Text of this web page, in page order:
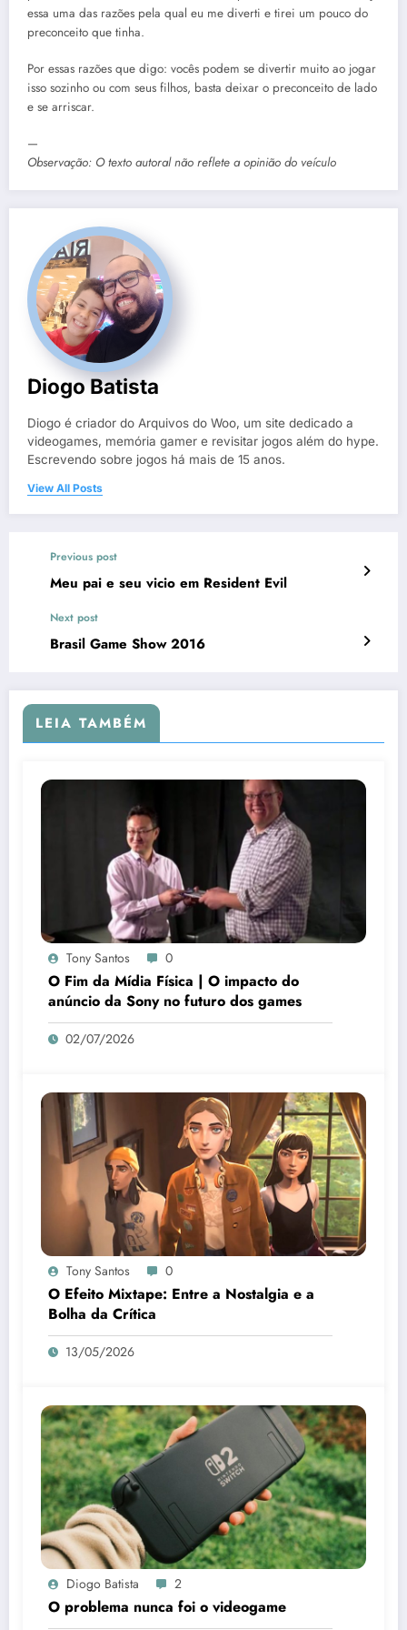
essa uma das razões pela qual eu me diverti e tirei um pouco do
preconceito que tinha.
Por essas razões que digo: vocês podem se divertir muito ao jogar
isso sozinho ou com seus filhos, basta deixar o preconceito de lado
e se arriscar.
—
Observação: O texto autoral não reflete a opinião do veículo
Diogo Batista
Diogo é criador do Arquivos do Woo, um site dedicado a
videogames, memória gamer e revisitar jogos além do hype.
Escrevendo sobre jogos há mais de 15 anos.
View All Posts
Previous post
Meu pai e seu vicio em Resident Evil
Next post
Brasil Game Show 2016
LEIA TAMBÉM
Tony Santos 0
O Fim da Mídia Física | O impacto do
anúncio da Sony no futuro dos games
02/07/2026
Tony Santos 0
O Efeito Mixtape: Entre a Nostalgia e a
Bolha da Crítica
13/05/2026
Diogo Batista 2
O problema nunca foi o videogame